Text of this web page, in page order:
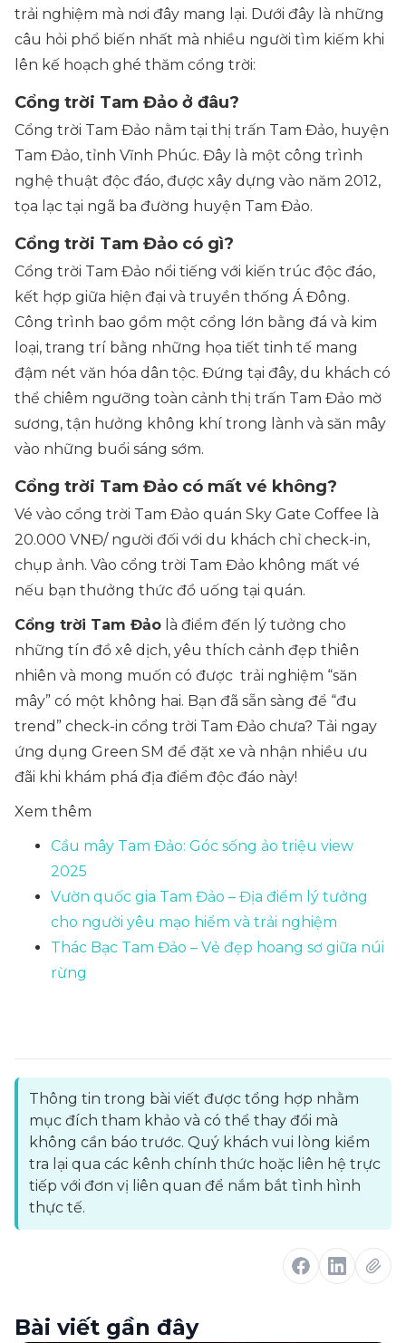
trải nghiệm mà nơi đây mang lại. Dưới đây là những
câu hỏi phổ biến nhất mà nhiều người tìm kiếm khi
lên kế hoạch ghé thăm cổng trời:
Cổng trời Tam Đảo ở đâu?
Cổng trời Tam Đảo nằm tại thị trấn Tam Đảo, huyện
Tam Đảo, tỉnh Vĩnh Phúc. Đây là một công trình
nghệ thuật độc đáo, được xây dựng vào năm 2012,
tọa lạc tại ngã ba đường huyện Tam Đảo.
Cổng trời Tam Đảo có gì?
Cổng trời Tam Đảo nổi tiếng với kiến trúc độc đáo,
kết hợp giữa hiện đại và truyền thống Á Đông.
Công trình bao gồm một cổng lớn bằng đá và kim
loại, trang trí bằng những họa tiết tinh tế mang
đậm nét văn hóa dân tộc. Đứng tại đây, du khách có
thể chiêm ngưỡng toàn cảnh thị trấn Tam Đảo mờ
sương, tận hưởng không khí trong lành và săn mây
vào những buổi sáng sớm.
Cổng trời Tam Đảo có mất vé không?
Vé vào cổng trời Tam Đảo quán Sky Gate Coffee là
20.000 VNĐ/ người đối với du khách chỉ check-in,
chụp ảnh. Vào cổng trời Tam Đảo không mất vé
nếu bạn thưởng thức đồ uống tại quán.
Cổng trời Tam Đảo là điểm đến lý tưởng cho
những tín đồ xê dịch, yêu thích cảnh đẹp thiên
nhiên và mong muốn có được trải nghiệm “săn
mây” có một không hai. Bạn đã sẵn sàng để “đu
trend” check-in cổng trời Tam Đảo chưa? Tải ngay
ứng dụng Green SM để đặt xe và nhận nhiều ưu
đãi khi khám phá địa điểm độc đáo này!
Xem thêm
Cầu mây Tam Đảo: Góc sống ảo triệu view
2025
Vườn quốc gia Tam Đảo – Địa điểm lý tưởng
cho người yêu mạo hiểm và trải nghiệm
Thác Bạc Tam Đảo – Vẻ đẹp hoang sơ giữa núi
rừng
Thông tin trong bài viết được tổng hợp nhằm
mục đích tham khảo và có thể thay đổi mà
không cần báo trước. Quý khách vui lòng kiểm
tra lại qua các kênh chính thức hoặc liên hệ trực
tiếp với đơn vị liên quan để nắm bắt tình hình
thực tế.
Bài viết gần đây